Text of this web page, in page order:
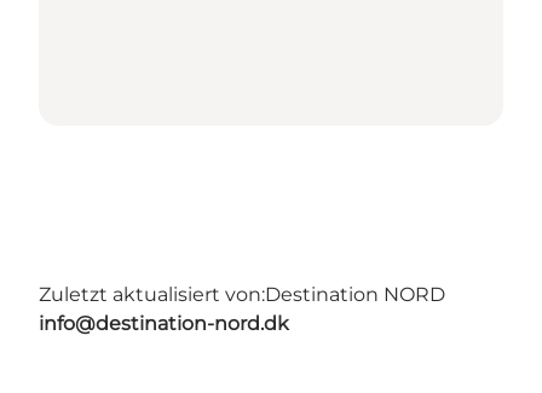
Zuletzt aktualisiert von:Destination NORD
info@destination-nord.dk